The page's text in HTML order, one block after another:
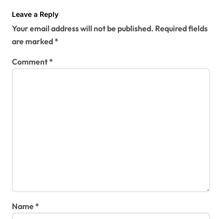
i
o
n
Leave a Reply
Your email address will not be published. Required fields
are marked*
Comment*
Name*